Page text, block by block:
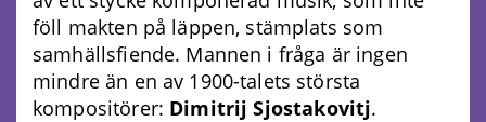
föll makten på läppen, stämplats som
samhällsfiende. Mannen i fråga är ingen
mindre än en av 1900-talets största
kompositörer: Dimitrij Sjostakovitj.